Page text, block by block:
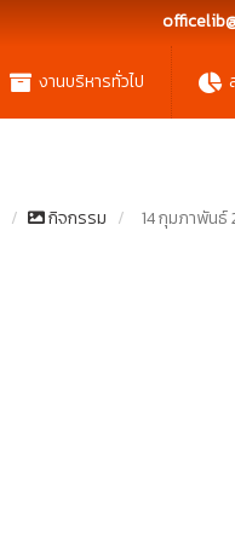
งานบริหารทั่วไป
กิจกรรม 14 กุมภาพันธ์